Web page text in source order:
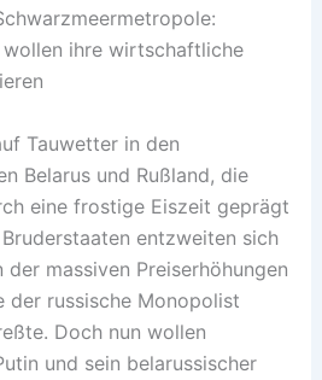
wollen ihre wirtschaftliche
Tauwetter in den
Belarus und Rußland, die
eine frostige Eiszeit geprägt
entzweiten sich
massiven Preiserhöhungen
der russische Monopolist
Doch nun wollen
und sein belarussischer